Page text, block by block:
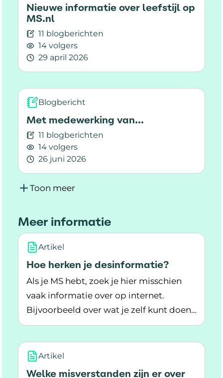
Nieuwe informatie over leefstijl op
MS.nl
11 blogberichten
14 volgers
29 april 2026
Lees meer over Nieuwe informatie over
Blogbericht
Met medewerking van...
11 blogberichten
14 volgers
26 juni 2026
Lees meer over Met medewerking van...
Toon meer
Meer informatie
Artikel
Hoe herken je desinformatie?
Als je MS hebt, zoek je hier misschien
vaak informatie over op internet.
Bijvoorbeeld over wat je zelf kunt doen
bij MS. Of informatie over
deze informatie betrouwbaar is?
Lees meer over Hoe herken je desinformatie?
Artikel
Welke misverstanden zijn er over